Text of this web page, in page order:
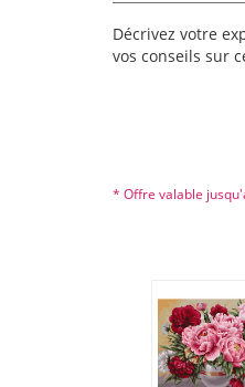
Décrivez votre
vos conseils sur
* Offre valable